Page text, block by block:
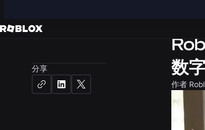
分享
安全
数
作者